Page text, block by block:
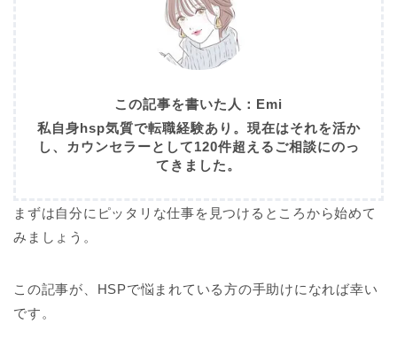
この記事を書いた人：Emi
私自身hsp気質で転職経験あり。現在はそれを活か
し、カウンセラーとして120件超えるご相談にのっ
てきました。
まずは自分にピッタリな仕事を見つけるところから始めて
みましょう。
この記事が、HSPで悩まれている方の手助けになれば幸い
です。